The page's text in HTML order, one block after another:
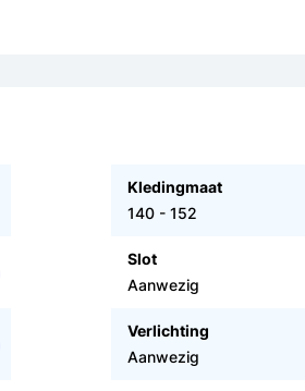
Kledingmaat
140 - 152
Slot
Aanwezig
Verlichting
Aanwezig